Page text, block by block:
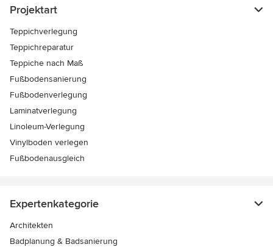
Projektart
Teppichverlegung
Teppichreparatur
Teppiche nach Maß
Fußbodensanierung
Fußbodenverlegung
Laminatverlegung
Linoleum-Verlegung
Vinylboden verlegen
Fußbodenausgleich
Expertenkategorie
Architekten
Badplanung & Badsanierung